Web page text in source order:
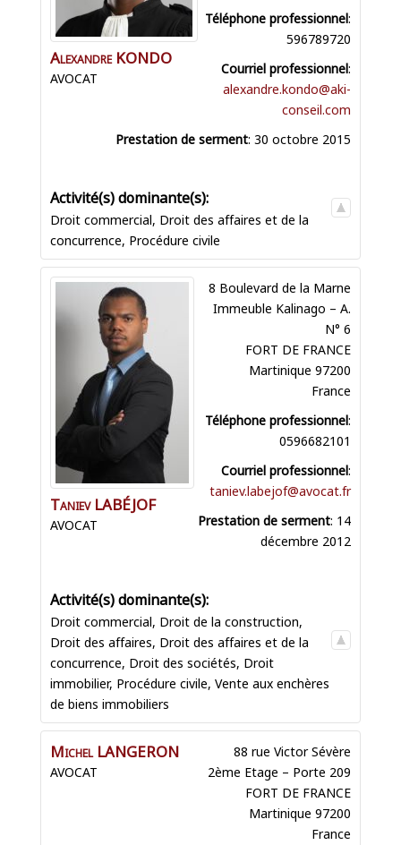
Alexandre KONDO
AVOCAT
Téléphone professionnel:
596789720
Courriel professionnel:
alexandre.kondo@aki-
conseil.com
Prestation de serment: 30 octobre 2015
Droit commercial, Droit des affaires et de la
concurrence, Procédure civile
Taniev LABÉJOF
AVOCAT
8 Boulevard de la Marne
Immeuble Kalinago – A.
N° 6
FORT DE FRANCE
Martinique 97200
France
Téléphone professionnel:
0596682101
Courriel professionnel:
taniev.labejof@avocat.fr
Prestation de serment: 14
décembre 2012
Droit commercial, Droit de la construction,
Droit des affaires, Droit des affaires et de la
concurrence, Droit des sociétés, Droit
immobilier, Procédure civile, Vente aux enchères
de biens immobiliers
Michel LANGERON
AVOCAT
88 rue Victor Sévère
2ème Etage – Porte 209
FORT DE FRANCE
Martinique 97200
France